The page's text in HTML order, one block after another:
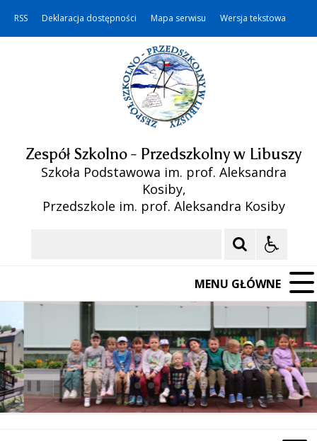
RSS Deklaracja dostępności Mapa serwisu Wersja tekstowa
Zespół Szkolno - Przedszkolny w Libuszy
Szkoła Podstawowa im. prof. Aleksandra
Kosiby,
Przedszkole im. prof. Aleksandra Kosiby
MENU GŁÓWNE
Poprzedni Element
Następny Element
❚❚